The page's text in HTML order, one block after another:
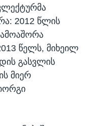
2012 წლის
წელს, მიხეილ
გასვლის
მიერ